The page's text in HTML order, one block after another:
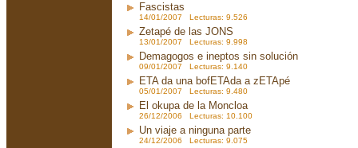
Fascistas
14/01/2007 Lecturas: 9.526
Zetapé de las JONS
13/01/2007 Lecturas: 9.998
Demagogos e ineptos sin solución
09/01/2007 Lecturas: 9.140
ETA da una bofETAda a zETApé
05/01/2007 Lecturas: 9.480
El okupa de la Moncloa
26/12/2006 Lecturas: 10.100
Un viaje a ninguna parte
24/12/2006 Lecturas: 9.075